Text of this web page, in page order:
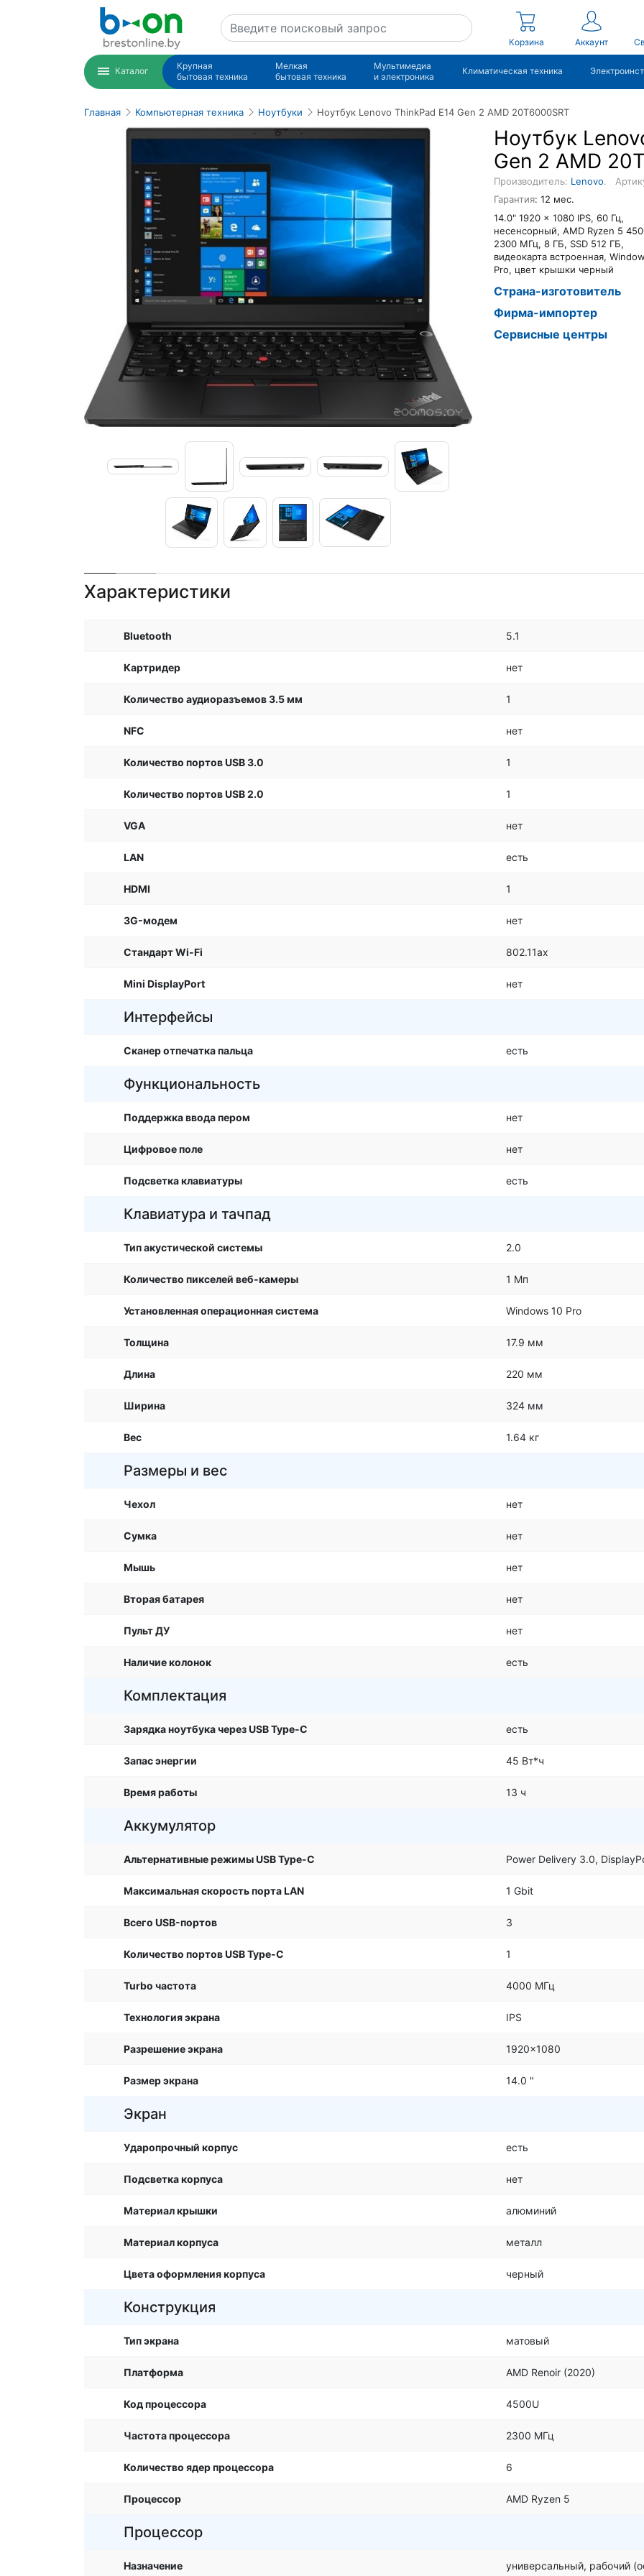
Корзина Аккаунт
Каталог
Крупная
бытовая техника
Мелкая
бытовая техника
Мультимедиа
и электроника
Климатическая техника
Главная Компьютерная техника Ноутбуки Ноутбук Lenovo ThinkPad E14 Gen 2 AMD 20T6000SRT
Ноутбук
Gen 2 AMD
Производитель: Lenovo.
Гарантия: 12 мес.
14.0" 1920 x 1080 IPS, 60 Гц,
несенсорный, AMD Ryzen 5
2300 МГц, 8 ГБ, SSD 512 ГБ,
видеокарта встроенная,
Pro, цвет крышки черный
Страна-изготовитель
Фирма-импортер
Сервисные центры
Характеристики
Bluetooth 5.1
Картридер нет
Количество аудиоразъемов 3.5 мм 1
NFC нет
Количество портов USB 3.0 1
Количество портов USB 2.0 1
VGA нет
LAN есть
HDMI 1
3G-модем нет
Стандарт Wi-Fi 802.11ах
Mini DisplayPort нет
Интерфейсы
Сканер отпечатка пальца есть
Функциональность
Поддержка ввода пером нет
Цифровое поле нет
Подсветка клавиатуры есть
Клавиатура и тачпад
Тип акустической системы 2.0
Количество пикселей веб-камеры 1 Мп
Установленная операционная система Windows 10 Pro
Толщина 17.9 мм
Длина 220 мм
Ширина 324 мм
Вес 1.64 кг
Размеры и вес
Чехол нет
Сумка нет
Мышь нет
Вторая батарея нет
Пульт ДУ нет
Наличие колонок есть
Комплектация
Зарядка ноутбука через USB Type-C есть
Запас энергии 45 Вт*ч
Время работы 13 ч
Аккумулятор
Альтернативные режимы USB Type-C Power Delivery 3.0,
Максимальная скорость порта LAN 1 Gbit
Всего USB-портов 3
Количество портов USB Type-C 1
Turbo частота 4000 МГц
Технология экрана IPS
Разрешение экрана 1920x1080
Размер экрана 14.0 "
Экран
Ударопрочный корпус есть
Подсветка корпуса нет
Материал крышки алюминий
Материал корпуса металл
Цвета оформления корпуса черный
Конструкция
Тип экрана матовый
Платформа AMD Renoir (2020)
Код процессора 4500U
Частота процессора 2300 МГц
Количество ядер процессора 6
Процессор AMD Ryzen 5
Процессор
Назначение универсальный, рабочий